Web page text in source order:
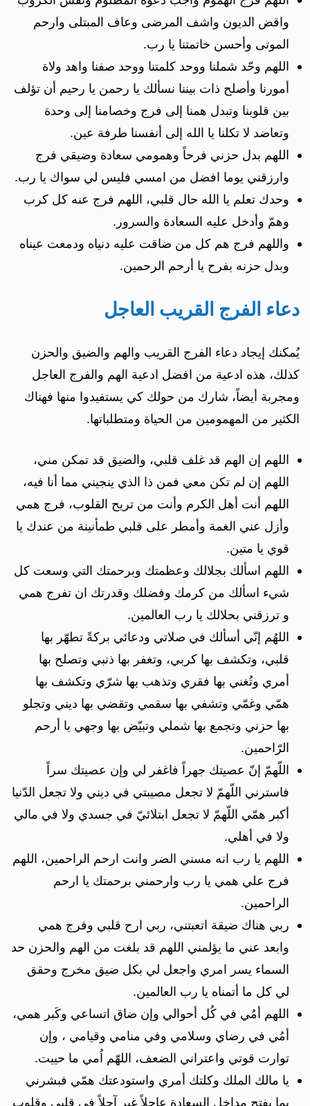
واقض الديون واشف المرضى وعاف المبتلى وارحم
الموتى وأحسن خاتمتنا يا رب.
اللهم وحّد شملنا ووحد كلمتنا ووحد صفنا واهد ولاة
أمورنا وأصلح ذات بيننا نسألك يا رحمن يا رحيم أن تؤلف
بين قلوبنا وتبدل همنا إلى فرج وخصامنا إلى وحدة
وتعاضد لا تكلنا يا الله إلى أنفسنا طرفة عين.
اللهم بدل حزني فرحاً وهمومي سعادة وضيقي فرج
وارزقني يوما افضل من امسي فليس لي سواك يا رب.
وحدك تعلم يا الله حال قلبي، اللهم فرج عنه كل كرب
وهمّ وأدخل عليه السعادة والسرور.
واللهم فرج هم كل من ضاقت عليه دنياه ودمعت عيناه
وبدل حزنه بفرح يا أرحم الرحمين.
دعاء الفرج القريب العاجل
يُمكنك إيجاد دعاء الفرج القريب والهم والضيق والحزن
كذلك، هذه ادعية من افضل ادعية الهم والفرج العاجل
ومجربة أيضاً، شارك من حولك كي يستفيدوا منها فهناك
الكثير من المهمومين من الحياة ومتطلباتها.
اللهم إن الهم قد غلف قلبي، والضيق قد تمكن مني،
اللهم إن لم تكن معي فمن ذا الذي ينجيني مما أنا فيه،
اللهم أنت أهل الكرم وأنت من تريح القلوب، فرج همي
وأزل عني الغمة وأمطر على قلبي طمأنينة من عندك يا
قوي يا متين.
اللهم اسألك بجلالك وعظمتك وبرحمتك التي وسعت كل
شيء اسألك من كرمك وفضلك وقدرتك ان تفرج همي
و ترزقني بحلالك يا رب العالمين.
اللهُم إنّي أسألك في صلاتي ودعائي بركةً تطهّر بها
قلبي، وتكشف بها كربي، وتغفر بها ذنبي وتصلح بها
أمري وتُغني بها فقري وتذهب بها شرّي وتكشف بها
همّي وغمّي وتشفي بها سقمي وتقضي بها ديني وتجلو
بها حزني وتجمع بها شملي وتبيّض بها وجهي يا أرحم
الرّاحمين.
اللّهمّ إنّ عصيتك جهراً فاغفر لي وإن عصيتك سراً
فاسترني اللّهمّ لا تجعل مصيبتي في ديني ولا تجعل الدّنيا
أكبر همّي اللّهمّ لا تجعل ابتلائيّ في جسدي ولا في مالي
ولا في أهلي.
اللهم يا رب انه مسني الضر وانت ارحم الراحمين⁩، اللهم
فرج علي همي يا رب وارحمني برحمتك يا ارحم
الراحمين.
ربي هناك ضيقة اتعبتني، ربي ارح قلبي وفرج همي
وابعد عني ما يؤلمني اللهم قد بلغت من الهم والحزن حد
السماء يسر امري واجعل لي بكل ضيق مخرج وحقق
لي كل ما أتمناه يا رب العالمين.
اللهم أمُي في كُل أحوالي وإن ضاق اتساعي وكَبر همي،
أمُي في رضاي وسلامي وفي منامي وقيامي ، وإن
توارت قوتي واعتراني الضعف، اللهّم اُمي ما حييت.
يا مالك الملك وكلتك أمري واستودعتك همّي فبشرني
بما يفتح مداخل السعادة عاجلاً غير آجلاً في قلبي وقلوب